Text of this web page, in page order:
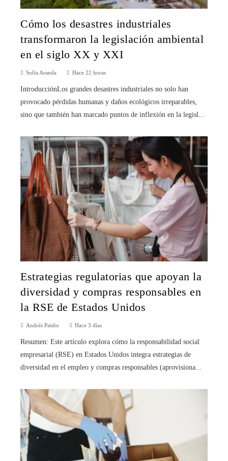
Cómo los desastres industriales
transformaron la legislación ambiental
en el siglo XX y XXI
Sofía Aranda Hace 22 horas
IntroducciónLos grandes desastres industriales no solo han
provocado pérdidas humanas y daños ecológicos irreparables,
sino que también han marcado puntos de inflexión en la legisl...
Estrategias regulatorias que apoyan la
diversidad y compras responsables en
la RSE de Estados Unidos
Andrés Patiño Hace 3 días
Resumen: Este artículo explora cómo la responsabilidad social
empresarial (RSE) en Estados Unidos integra estrategias de
diversidad en el empleo y compras responsables (aprovisiona...